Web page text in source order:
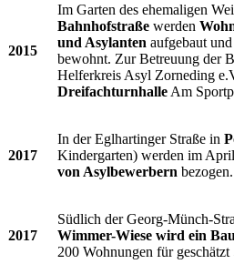
2015
Im Garten des ehemaligen
Bahnhofstraße werden
und Asylanten aufgebaut
bewohnt. Zur Betreuung der
Helferkreis Asyl Zorneding
Dreifachturnhalle Am
2017
In der Eglhartinger Straße in
Kindergarten) werden im
von Asylbewerbern bezogen.
2017
Südlich der Georg-Münch-
Wimmer-Wiese wird ein
200 Wohnungen für